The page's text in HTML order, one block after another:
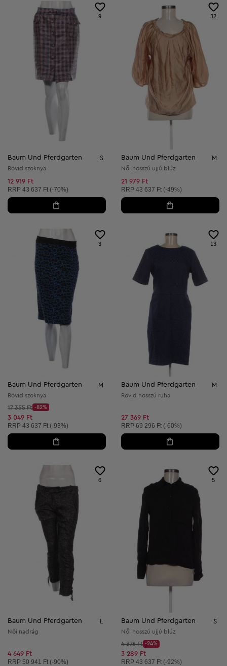
9
Baum Und Pferdgarten S
Rövid szoknya
12 919 Ft
Ajánlott ár:
RRP 43 637 Ft (-70%)
32
Baum Und Pferdgarten M
Női hosszú ujjú blúz
21 979 Ft
Ajánlott ár:
RRP 43 637 Ft (-49%)
3
Baum Und Pferdgarten M
Rövid szoknya
Kezdő ár:
17 355 Ft
Discount Price:
-82%
Csökkentett ár:
3 049 Ft
Ajánlott ár:
RRP 43 637 Ft (-93%)
13
Baum Und Pferdgarten M
Rövid hosszú ruha
27 369 Ft
Ajánlott ár:
RRP 69 296 Ft (-60%)
6
Baum Und Pferdgarten L
Női nadrág
4 649 Ft
Ajánlott ár:
RRP 50 941 Ft (-90%)
5
Baum Und Pferdgarten S
Női hosszú ujjú blúz
Kezdő ár:
4 376 Ft
Discount Price:
-24%
Csökkentett ár:
3 289 Ft
Ajánlott ár:
RRP 43 637 Ft (-92%)